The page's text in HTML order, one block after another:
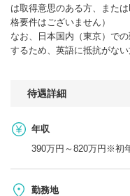
は取得意思のある方、また
格要件はございません）
なお、日本国内（東京）で
するため、英語に抵抗がない
待遇詳細
年収
390万円～820万円※初
勤務地